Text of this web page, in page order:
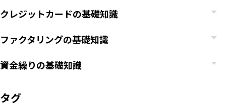
クレジットカードの基礎知識
ファクタリングの基礎知識
資金繰りの基礎知識
タグ